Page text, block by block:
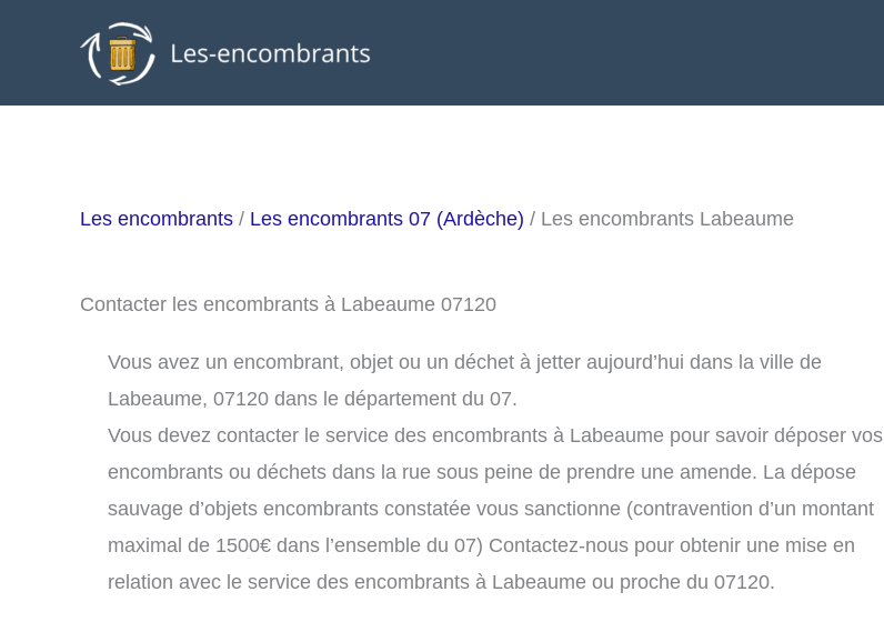
Les encombrants / Les encombrants 07 (Ardèche) / Les encombrants Labeaume
Contacter les encombrants à Labeaume 07120
Vous avez un encombrant, objet ou un déchet à jetter aujourd’hui dans la ville de
Labeaume, 07120 dans le département du 07.
Vous devez contacter le service des encombrants à Labeaume pour savoir déposer vos
encombrants ou déchets dans la rue sous peine de prendre une amende. La dépose
sauvage d’objets encombrants constatée vous sanctionne (contravention d’un montant
maximal de 1500€ dans l’ensemble du 07) Contactez-nous pour obtenir une mise en
relation avec le service des encombrants à Labeaume ou proche du 07120.